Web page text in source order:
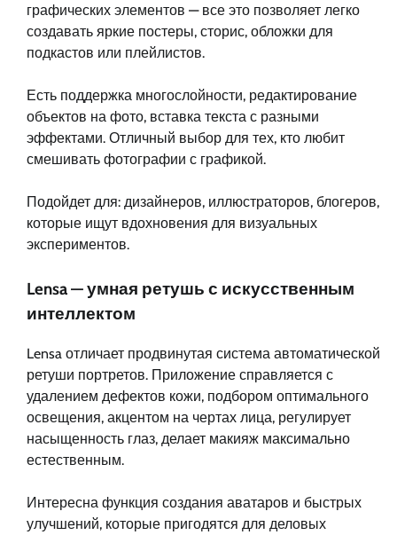
графических элементов — все это позволяет легко
создавать яркие постеры, сторис, обложки для
подкастов или плейлистов.
Есть поддержка многослойности, редактирование
объектов на фото, вставка текста с разными
эффектами. Отличный выбор для тех, кто любит
смешивать фотографии с графикой.
Подойдет для: дизайнеров, иллюстраторов, блогеров,
которые ищут вдохновения для визуальных
экспериментов.
Lensa — умная ретушь с искусственным
интеллектом
Lensa отличает продвинутая система автоматической
ретуши портретов. Приложение справляется с
удалением дефектов кожи, подбором оптимального
освещения, акцентом на чертах лица, регулирует
насыщенность глаз, делает макияж максимально
естественным.
Интересна функция создания аватаров и быстрых
улучшений, которые пригодятся для деловых